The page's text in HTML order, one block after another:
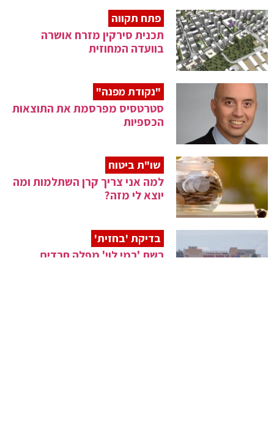
פתח תקווה
תכנית סירקין מזרח אושרה
בוועדה המחוזית
"נקודת מפנה"
סטרטסיס מפרסמת את התוצאות
הכספיות
שו"ת ביטוח
למה אני צריך קרן השתלמות ומה
יוצא לי מזה?
בדיקת 'בחזית'
רשת 'רמי לוי' מפלה חרדים